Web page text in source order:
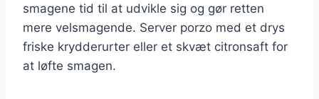
smagene tid til at udvikle sig og gør retten
mere velsmagende. Server porzo med et drys
friske krydderurter eller et skvæt citronsaft for
at løfte smagen.